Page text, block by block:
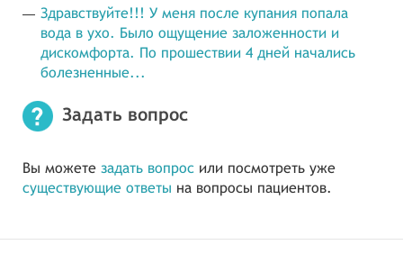
Здравствуйте!!! У меня после купания попала
вода в ухо. Было ощущение заложенности и
дискомфорта. По прошествии 4 дней начались
болезненные...
Задать вопрос
Вы можете задать вопрос или посмотреть уже
существующие ответы на вопросы пациентов.